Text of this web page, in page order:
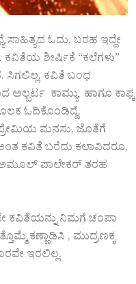
ಸಾಹಿತ್ಯದ ಓದು, ಬರಹ ಇದ್ದೇ
ಶೀರ್ಷಿಕೆ “ಕಲೆಗಳು”
ಸಿಗಲಿಲ್ಲ.‌ ಕವಿತೆ ಬಂಧ
ಕಾಮ್ಯು ಹಾಗೂ ಕಾಫ್ಕ
ಓದಿಕೊಂಡಿದ್ದೆ.
ಪ್ರೇಮಿಯ ಮನಸು, ಜೊತೆಗೆ
ಕವಿತೆ ಬರೆದು ಕಲಾವಿದರೂ,
ಪಾಲೇಕರ್ ತರಹ
ಕವಿತೆಯನ್ನು ನಿಮಗೆ ಚಂಪಾ
ಕಣ್ಣಾಡಿಸಿ , ಮುದ್ರಣಕ್ಕ
ಇರಲಿಲ್ಲ.